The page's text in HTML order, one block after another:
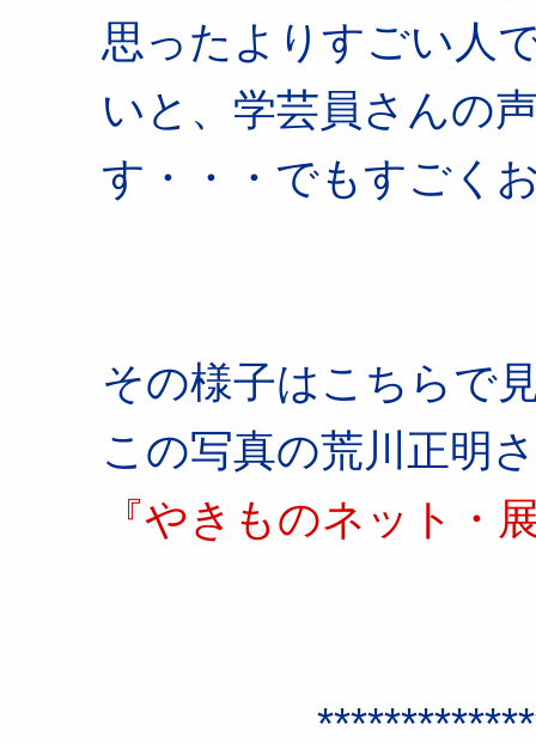
思ったよりすごい人
いと、学芸員さんの
す・・・でもすごく
その様子はこちらで
この写真の荒川正明
『やきものネット・